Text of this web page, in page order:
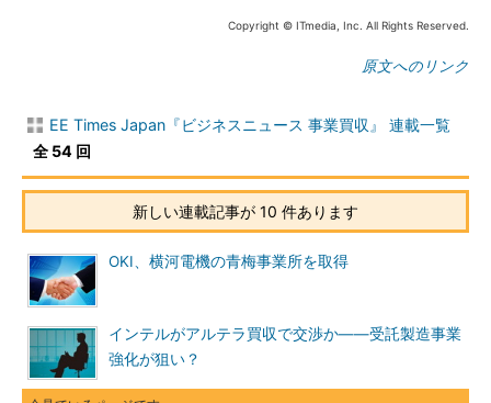
Copyright © ITmedia, Inc. All Rights Reserved.
原文へのリンク
EE Times Japan『ビジネスニュース 事業買収』 連載一覧
全 54 回
新しい連載記事が 10 件あります
OKI、横河電機の青梅事業所を取得
インテルがアルテラ買収で交渉か――受託製造事業
強化が狙い？